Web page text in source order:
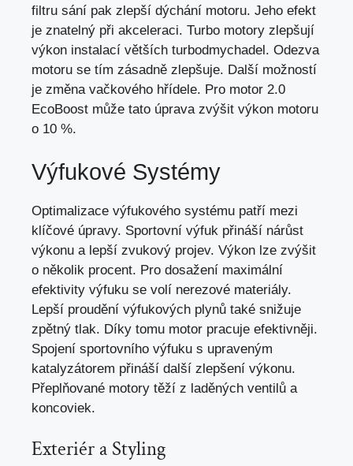
filtru sání pak zlepší dýchání motoru. Jeho efekt
je znatelný při akceleraci. Turbo motory zlepšují
výkon instalací větších turbodmychadel. Odezva
motoru se tím zásadně zlepšuje. Další možností
je změna vačkového hřídele. Pro motor 2.0
EcoBoost může tato úprava zvýšit výkon motoru
o 10 %.
Výfukové Systémy
Optimalizace výfukového systému patří mezi
klíčové úpravy. Sportovní výfuk přináší nárůst
výkonu a lepší zvukový projev. Výkon lze zvýšit
o několik procent. Pro dosažení maximální
efektivity výfuku se volí nerezové materiály.
Lepší proudění výfukových plynů také snižuje
zpětný tlak. Díky tomu motor pracuje efektivněji.
Spojení sportovního výfuku s upraveným
katalyzátorem přináší další zlepšení výkonu.
Přeplňované motory těží z laděných ventilů a
koncoviek.
Exteriér a Styling